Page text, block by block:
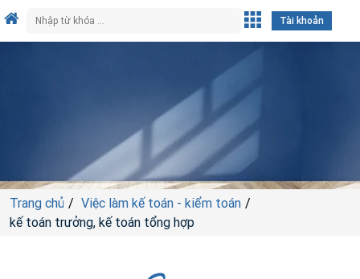
Tài khoản
Trang chủ
Việc làm kế toán - kiểm toán
kế toán trưởng, kế toán tổng hợp